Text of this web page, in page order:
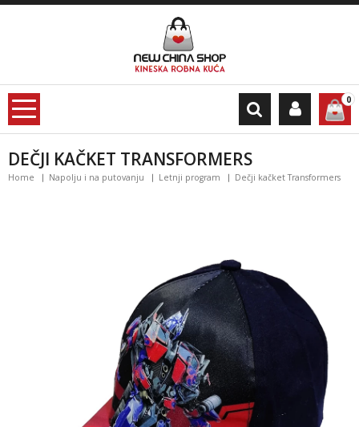
0
DEČJI KAČKET TRANSFORMERS
Home Napolju i na putovanju Letnji program Dečji kačket Transformers